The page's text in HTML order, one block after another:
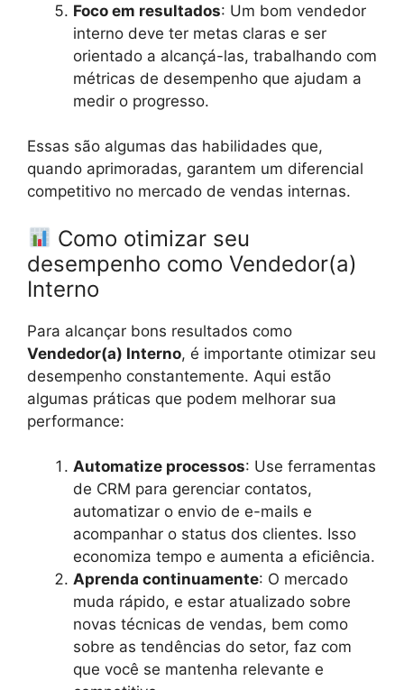
Foco em resultados: Um bom vendedor
interno deve ter metas claras e ser
orientado a alcançá-las, trabalhando com
métricas de desempenho que ajudam a
medir o progresso.
Essas são algumas das habilidades que,
quando aprimoradas, garantem um diferencial
competitivo no mercado de vendas internas.
Como otimizar seu
desempenho como Vendedor(a)
Interno
Para alcançar bons resultados como
Vendedor(a) Interno, é importante otimizar seu
desempenho constantemente. Aqui estão
algumas práticas que podem melhorar sua
performance:
Automatize processos: Use ferramentas
de CRM para gerenciar contatos,
automatizar o envio de e-mails e
acompanhar o status dos clientes. Isso
economiza tempo e aumenta a eficiência.
Aprenda continuamente: O mercado
muda rápido, e estar atualizado sobre
novas técnicas de vendas, bem como
sobre as tendências do setor, faz com
que você se mantenha relevante e